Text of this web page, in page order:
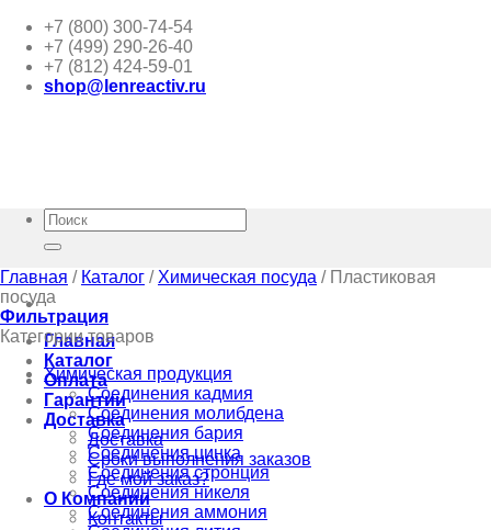
Skip
content
+7 (800) 300-74-54
+7 (499) 290-26-40
+7 (812) 424-59-01
shop@lenreactiv.ru
Главная
Каталог
Оплата
Гарантии
Доставка
Доставка
Сроки выполнения заказов
Где мой заказ?
О Компании
Контакты
Искать:
Главная / Каталог / Химическая посуда /Пластиковая
посуда
Фильтрация
Категории товаров
Химическая продукция
Соединения кадмия
Соединения молибдена
Соединения бария
Соединения цинка
Соединения стронция
Соединения никеля
Соединения аммония